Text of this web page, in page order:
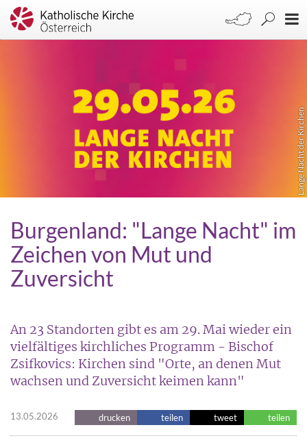
Lange Nacht der Kirchen
Burgenland: "Lange Nacht" im
Zeichen von Mut und
Zuversicht
An 23 Standorten gibt es am 29. Mai wieder ein
vielfältiges kirchliches Programm - Bischof
Zsifkovics: Kirchen sind "Orte, an denen Mut
wachsen und Zuversicht keimen kann"
13.05.2026 drucken teilen tweet teilen